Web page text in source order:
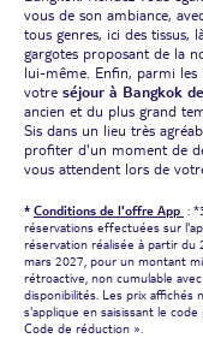
vous de son ambiance,
tous genres, ici des tissus,
gargotes proposant de la
lui-même. Enfin, parmi
votre séjour à Bangkok
ancien et du plus grand
Sis dans un lieu très
profiter d'un moment de
vous attendent lors de
* Conditions de l'offre App :
réservations effectuées sur
réservation réalisée à partir du
mars 2027, pour un montant
rétroactive, non cumulable
disponibilités. Les prix affichés
s'applique en saisissant le
Code de réduction ».